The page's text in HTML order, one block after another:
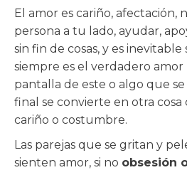
El amor es cariño, afectación,
persona a tu lado, ayudar,
sin fin de cosas, y es
siempre es el verdadero
pantalla de este o algo que se
final se convierte en otra cosa
cariño o costumbre.
Las parejas que se gritan y
sienten amor, si no obsesión